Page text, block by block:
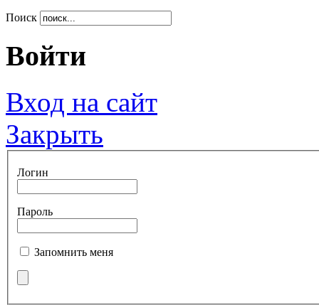
Поиск
Войти
Вход на сайт
Закрыть
Логин
Пароль
Запомнить меня